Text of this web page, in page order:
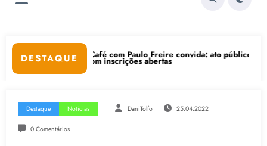
DESTAQUE
inscrições abertas
Café com Paulo Freire convida: ato público e pedagógica na sexta-
Destaque Notícias DaniTolfo 25.04.2022
0 Comentários